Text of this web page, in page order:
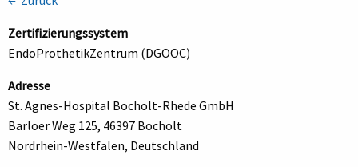
Zertifizierungssystem
EndoProthetikZentrum (DGOOC)
Adresse
St. Agnes-Hospital Bocholt-Rhede GmbH
Barloer Weg 125, 46397 Bocholt
Nordrhein-Westfalen, Deutschland